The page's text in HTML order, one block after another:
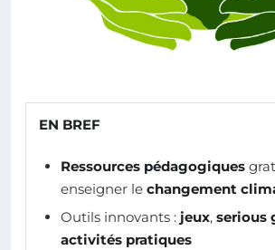
EN BREF
Ressources pédagogiques
enseigner le changement
Outils innovants : jeux, serious
activités pratiques